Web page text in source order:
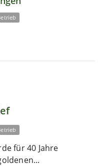
für 40 Jahre